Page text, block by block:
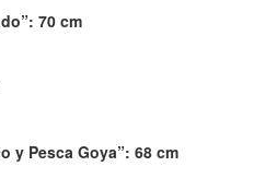
70 cm
y Pesca Goya”: 68 cm